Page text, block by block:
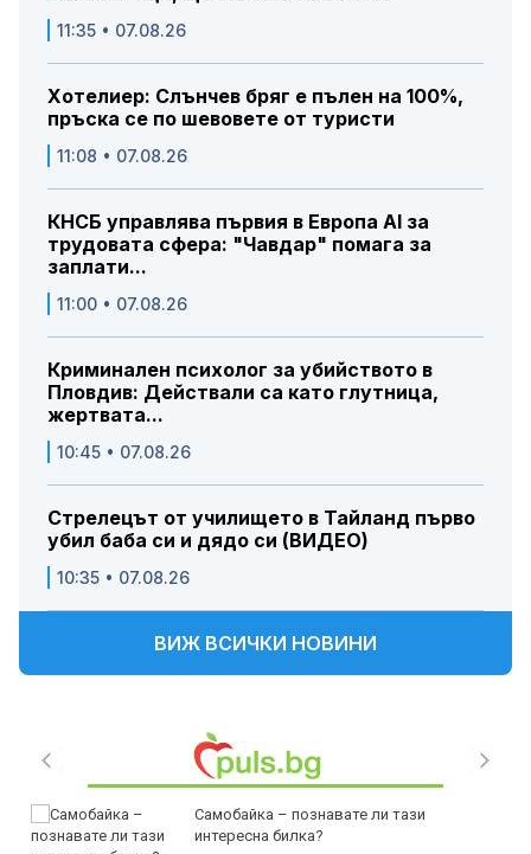
11:35 • 07.08.26
Хотелиер: Слънчев бряг е пълен на 100%,
пръска се по шевовете от туристи
11:08 • 07.08.26
КНСБ управлява първия в Европа AI за
трудовата сфера: "Чавдар" помага за
заплати...
11:00 • 07.08.26
Криминален психолог за убийството в
Пловдив: Действали са като глутница,
жертвата...
10:45 • 07.08.26
Стрелецът от училището в Тайланд първо
убил баба си и дядо си (ВИДЕО)
10:35 • 07.08.26
ВИЖ ВСИЧКИ НОВИНИ
Самобайка – познавате ли тази
интересна билка?